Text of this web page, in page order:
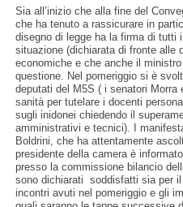
Sia all’inizio che alla fine del
che ha tenuto a rassicurare in
disegno di legge ha la firma di tutti
situazione (dichiarata di fronte alle
economiche e che anche il
questione. Nel pomeriggio si è
deputati del M5S ( i senatori Morra
sanità per tutelare i docenti
sugli inidonei chiedendo il
amministrativi e tecnici). I
Boldrini, che ha attentamente
presidente della camera è
presso la commissione bilancio
sono dichiarati soddisfatti sia per
incontri avuti nel pomeriggio e gli